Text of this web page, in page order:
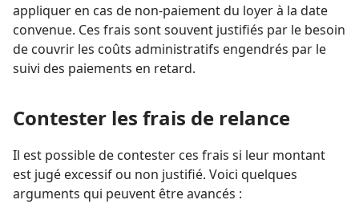
appliquer en cas de non-paiement du loyer à la date
convenue. Ces frais sont souvent justifiés par le besoin
de couvrir les coûts administratifs engendrés par le
suivi des paiements en retard.
Contester les frais de relance
Il est possible de contester ces frais si leur montant
est jugé excessif ou non justifié. Voici quelques
arguments qui peuvent être avancés :